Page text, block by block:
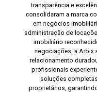
transparência e
consolidaram a marca
em negócios
administração de
imobiliário
negociações, a Arbix
relacionamento
profissionais
soluções
proprietários,